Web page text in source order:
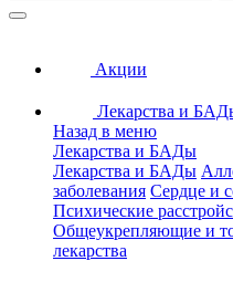
Акции
Лекарства и
Назад в меню
Лекарства и БАДы
Лекарства и БАДы
заболевания Сердце и
Психические
Общеукрепляющие и
лекарства